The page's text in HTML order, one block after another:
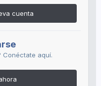
cuenta
Conéctate aquí.